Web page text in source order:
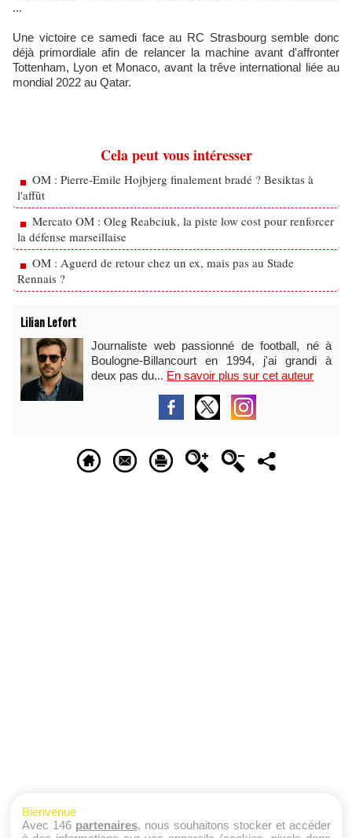
...
Une victoire ce samedi face au RC Strasbourg semble donc
déjà primordiale afin de relancer la machine avant d'affronter
Tottenham, Lyon et Monaco, avant la trêve international liée au
mondial 2022 au Qatar.
Cela peut vous intéresser
OM : Pierre-Emile Hojbjerg finalement bradé ? Besiktas à
l'affût
Mercato OM : Oleg Reabciuk, la piste low cost pour renforcer
la défense marseillaise
OM : Aguerd de retour chez un ex, mais pas au Stade
Rennais ?
Lilian Lefort
Journaliste web passionné de football, né à
Boulogne-Billancourt en 1994, j'ai grandi à
deux pas du... En savoir plus sur cet auteur
Bienvenue
Avec 146 partenaires, nous souhaitons stocker et accéder